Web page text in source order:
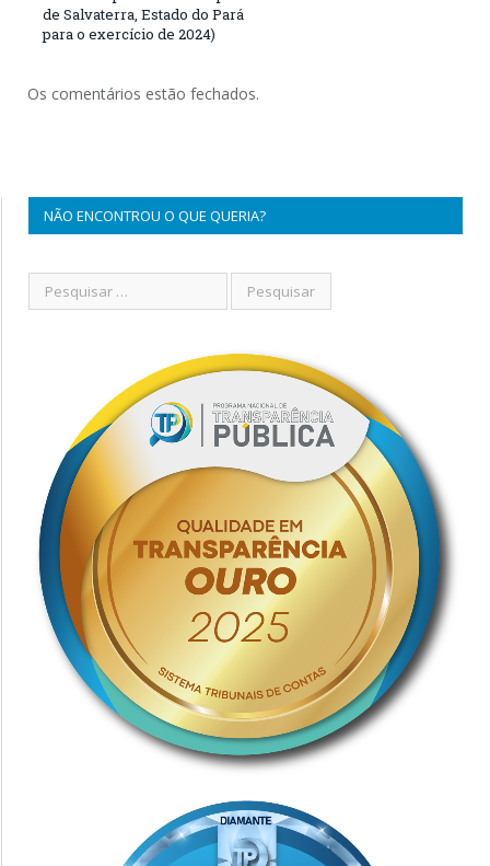
de Salvaterra, Estado do Pará
para o exercício de 2024)
Os comentários estão fechados.
NÃO ENCONTROU O QUE QUERIA?